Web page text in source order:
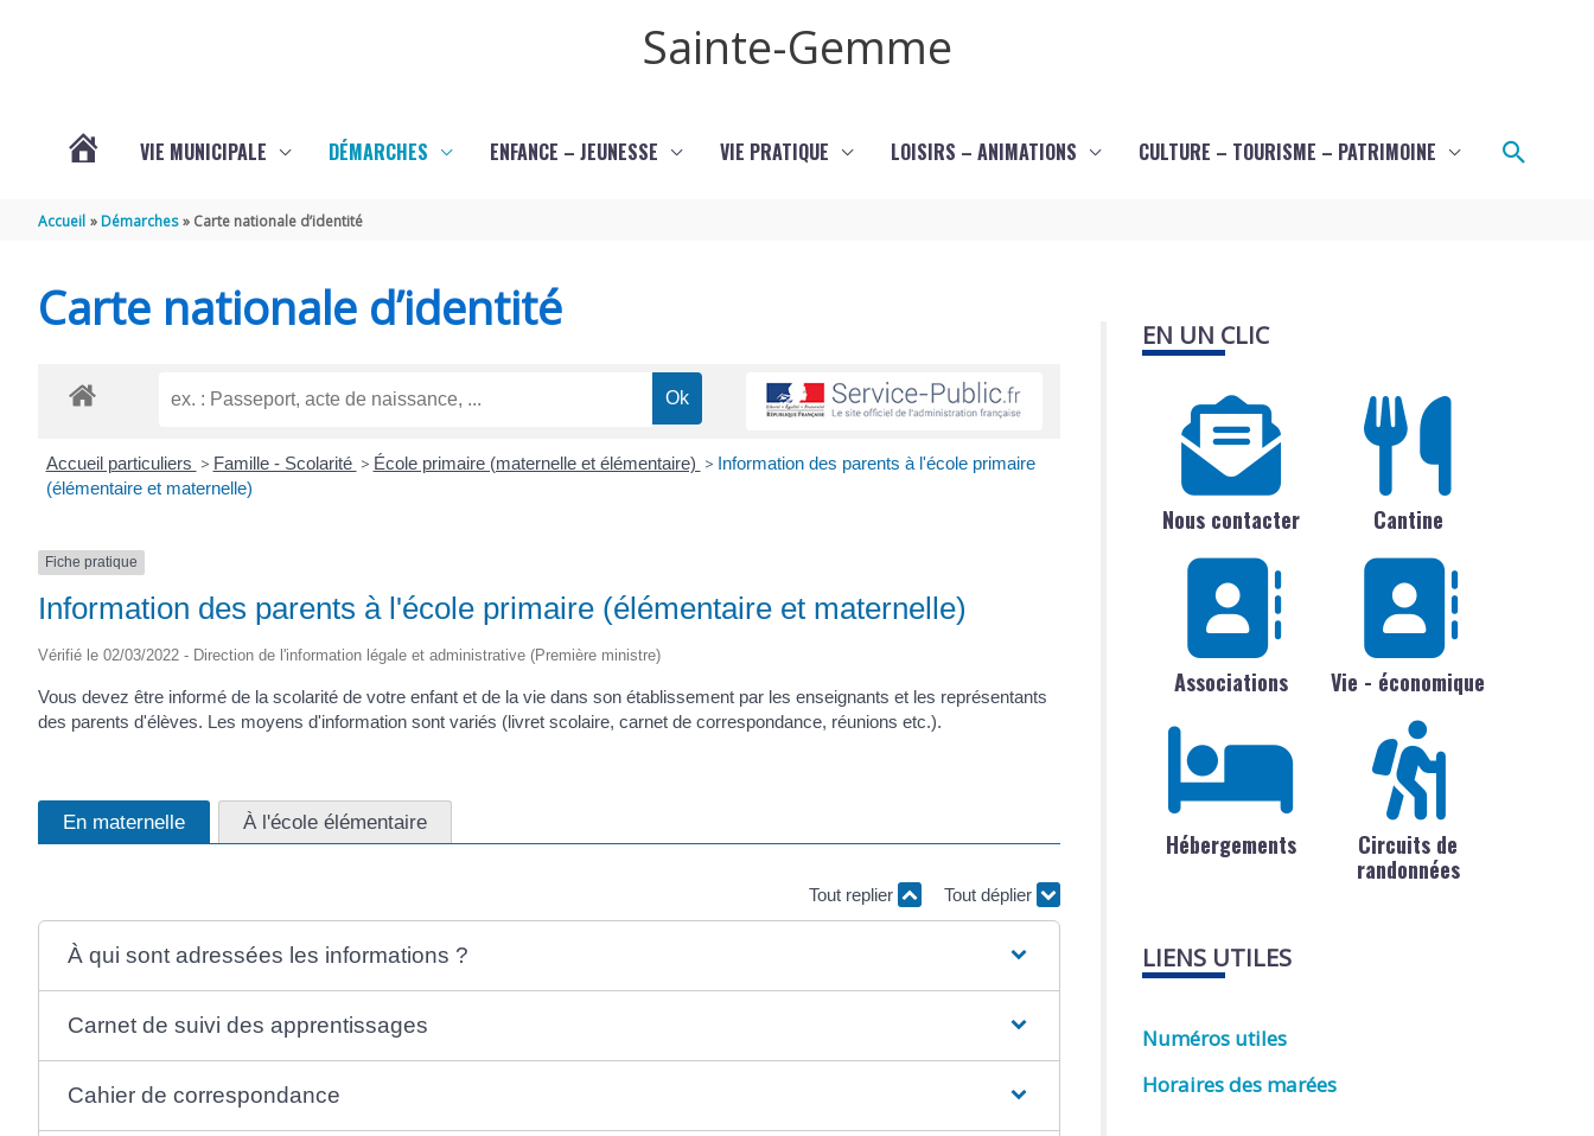
Sainte-Gemme
GEMME
VIE MUNICIPALE DÉMARCHES ENFANCE – JEUNESSE VIE PRATIQUE LOISIRS – ANIMATIONS CULTURE – TOURISME – PATRIMOINE
Accueil Démarches Carte nationale d’identité
Carte nationale d’identité
Accueil particuliers > Famille - Scolarité > École primaire (maternelle et élémentaire) > Information des parents à l'école primaire
(élémentaire et maternelle)
Fiche pratique
Information des parents à l'école primaire (élémentaire et maternelle)
Vérifié le 02/03/2022 - Direction de l'information légale et administrative (Première ministre)
Vous devez être informé de la scolarité de votre enfant et de la vie dans son établissement par les enseignants et les représentants
des parents d'élèves. Les moyens d'information sont variés (livret scolaire, carnet de correspondance, réunions etc.).
En maternelle À l'école élémentaire
Tout replier Tout déplier
À qui sont adressées les informations ?
Carnet de suivi des apprentissages
Cahier de correspondance
EN UN CLIC
Nous contacter Cantine
Associations Vie - économique
Hébergements
Circuits de
randonnées
LIENS UTILES
Numéros utiles
Horaires des marées